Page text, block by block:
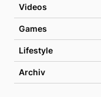
Videos
Games
Lifestyle
Archiv